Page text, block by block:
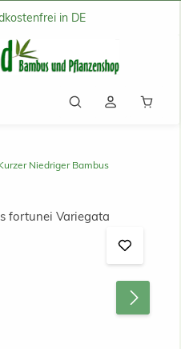
in DE
Niedriger Bambus